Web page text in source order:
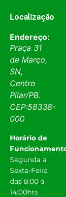
Localização
Endereço:
Praça 31
de Março,
SN,
Centro
Pilar/PB.
CEP:58338-
000
Horário de
Segunda a
Sexta-Feira
das 8:00 à
14:00hrs